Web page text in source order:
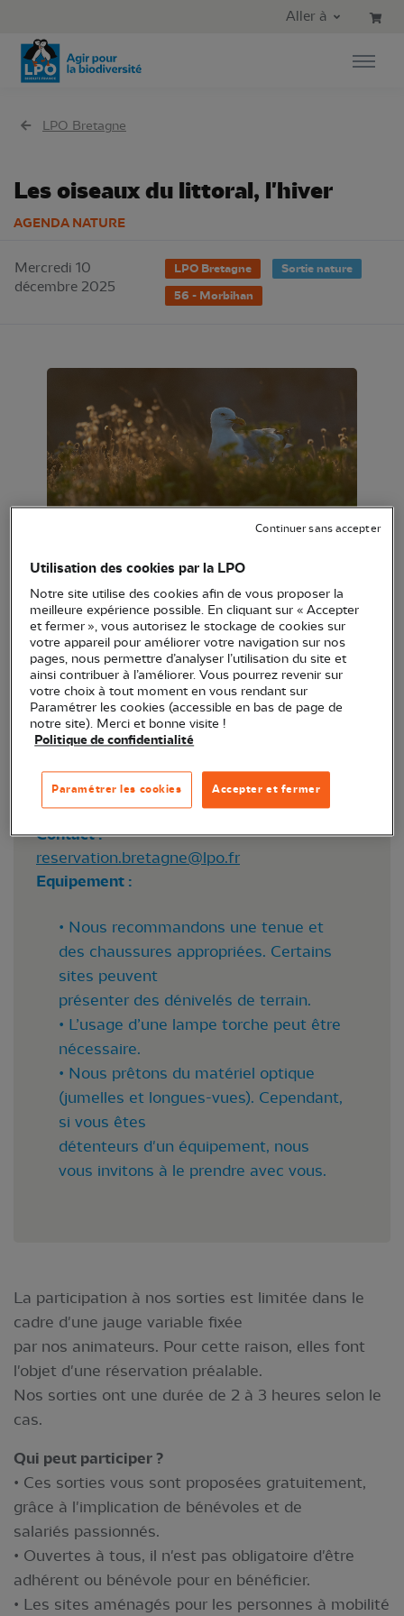
Aller au menu principal
Aller à
LPO Bretagne
Les oiseaux du littoral, l'hiver
AGENDA NATURE
Mercredi 10
décembre 2025
LPO Bretagne
Sortie nature
56 - Morbihan
Lieu : Guidel (56)
Horaire : 14h
Réservation :Oui
Prix :Gratuit
Accessibilité Handicapés :
Accessibilité sourds et malentendants :
Aveugles et malvoyants :
Personnes à mobilité réduite : Non
Personnes en situation de handicap mental :
Non
Contact :
reservation.bretagne@lpo.fr
Equipement :
• Nous recommandons une tenue et
des chaussures appropriées. Certains
sites peuvent
présenter des dénivelés de terrain.
• L’usage d’une lampe torche peut être
nécessaire.
• Nous prêtons du matériel optique
(jumelles et longues-vues). Cependant,
si vous êtes
détenteurs d'un équipement, nous
vous invitons à le prendre avec vous.
La participation à nos sorties est limitée dans le
cadre d'une jauge variable fixée
par nos animateurs. Pour cette raison, elles font
l'objet d'une réservation préalable.
Nos sorties ont une durée de 2 à 3 heures selon le
cas.
Qui peut participer ?
• Ces sorties vous sont proposées gratuitement,
grâce à l'implication de bénévoles et de
salariés passionnés.
• Ouvertes à tous, il n'est pas obligatoire d'être
adhérent ou bénévole pour en bénéficier.
• Les sites aménagés pour les personnes à mobilité
Utilisation des cookies par la LPO
Notre site utilise des cookies afin de vous proposer la
meilleure expérience possible. En cliquant sur « Accepter
et fermer », vous autorisez le stockage de cookies sur
votre appareil pour améliorer votre navigation sur nos
pages, nous permettre d’analyser l’utilisation du site et
ainsi contribuer à l’améliorer. Vous pourrez revenir sur
votre choix à tout moment en vous rendant sur
Paramétrer les cookies (accessible en bas de page de
notre site). Merci et bonne visite !
Politique de confidentialité
Accepter et fermer
Paramétrer les cookies
Continuer sans accepter